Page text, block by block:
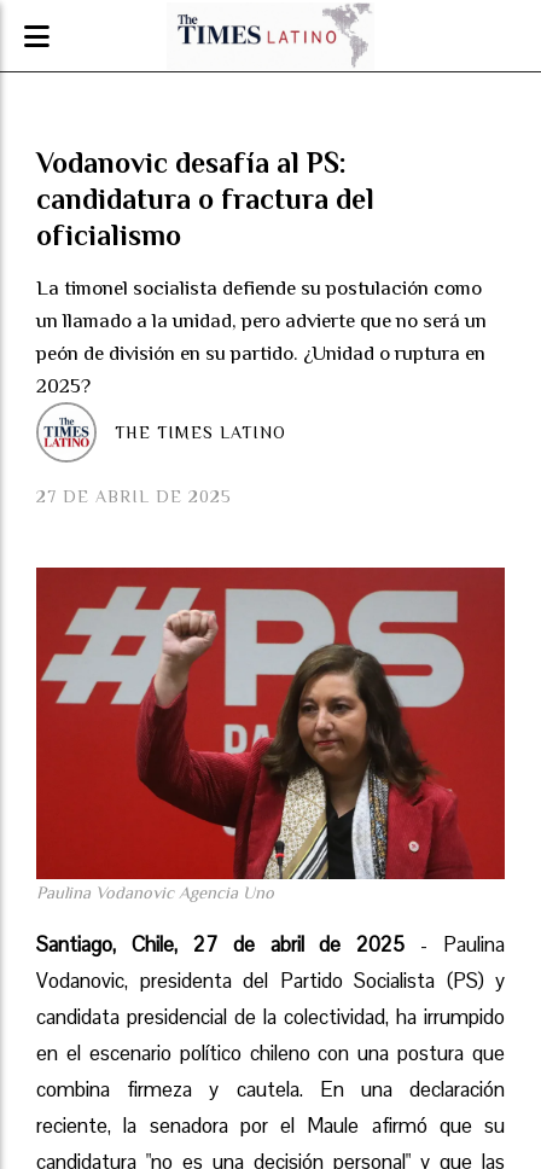
Vodanovic desafía al PS:
candidatura o fractura del
oficialismo
La timonel socialista defiende su postulación como
un llamado a la unidad, pero advierte que no será un
peón de división en su partido. ¿Unidad o ruptura en
2025?
27 DE ABRIL DE 2025
THE TIMES LATINO
Paulina Vodanovic Agencia Uno
Santiago, Chile, 27 de abril de 2025 - Paulina
Vodanovic, presidenta del Partido Socialista (PS) y
candidata presidencial de la colectividad, ha irrumpido
en el escenario político chileno con una postura que
combina firmeza y cautela. En una declaración
reciente, la senadora por el Maule afirmó que su
candidatura "no es una decisión personal" y que las